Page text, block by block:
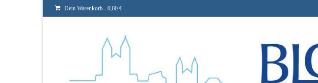
Dein Warenkorb - 0,00 €